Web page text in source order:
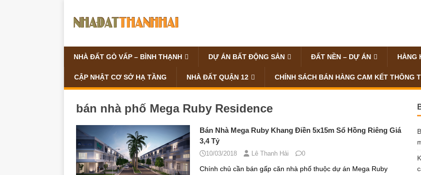
NHÀ ĐẤT GÒ VẤP – BÌNH THẠNH DỰ ÁN BẤT ĐỘNG SẢN ĐẤT NỀN – DỰ ÁN HÀNG
CẬP NHẬT CƠ SỞ HẠ TẦNG NHÀ ĐẤT QUẬN 12 CHÍNH SÁCH BÁN HÀNG CAM KẾT THÔNG
bán nhà phố Mega Ruby Residence
Bán Nhà Mega Ruby Khang Điền 5x15m Sổ Hồng Riêng Giá
3,4 Tỷ
10/03/2018 Lê Thanh Hải 0
Chính chủ cần bán gấp căn nhà phố thuộc dự án Mega Ruby